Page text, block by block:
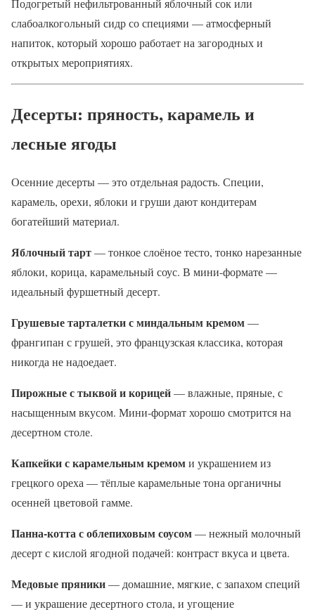
Подогретый нефильтрованный яблочный сок или
слабоалкогольный сидр со специями — атмосферный
напиток, который хорошо работает на загородных и
открытых мероприятиях.
Десерты: пряность, карамель и
лесные ягоды
Осенние десерты — это отдельная радость. Специи,
карамель, орехи, яблоки и груши дают кондитерам
богатейший материал.
Яблочный тарт— тонкое слоёное тесто, тонко нарезанные
яблоки, корица, карамельный соус. В мини-формате —
идеальный фуршетный десерт.
Грушевые тарталетки с миндальным кремом—
франгипан с грушей, это французская классика, которая
никогда не надоедает.
Пирожные с тыквой и корицей— влажные, пряные, с
насыщенным вкусом. Мини-формат хорошо смотрится на
десертном столе.
Капкейки с карамельным кремоми украшением из
грецкого ореха — тёплые карамельные тона органичны
осенней цветовой гамме.
Панна-котта с облепиховым соусом— нежный молочный
десерт с кислой ягодной подачей: контраст вкуса и цвета.
Медовые пряники— домашние, мягкие, с запахом специй
— и украшение десертного стола, и угощение